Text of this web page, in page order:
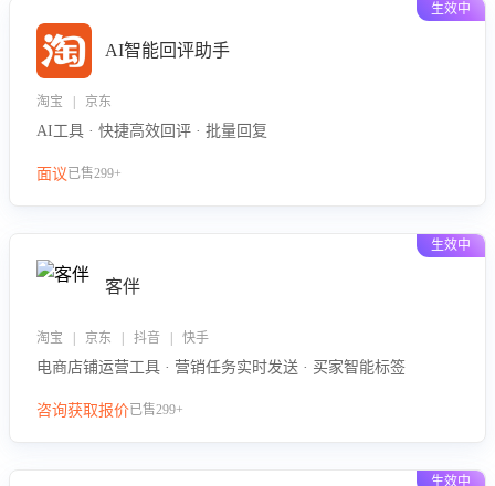
生效中
AI智能回评助手
淘宝 | 京东
AI工具 · 快捷高效回评 · 批量回复
面议已售299+
生效中
客伴
淘宝 | 京东 | 抖音 | 快手
电商店铺运营工具 · 营销任务实时发送 · 买家智能标签
咨询获取报价已售299+
生效中